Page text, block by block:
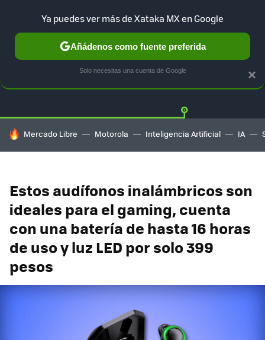
GUÍA DE COMPRAS MERCADO LIBRE
HOY SE HABLA DE
Mercado Libre Motorola Inteligencia Artificial IA
Estos audífonos inalámbricos son
ideales para el gaming, cuenta
con una batería de hasta 16 horas
de uso y luz LED por solo 399
pesos
×
Ya puedes ver más de Xataka MX en Google
Añádenos como fuente preferida
Solo necesitas una cuenta de Google